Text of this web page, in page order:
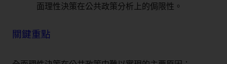
面理性決策在公共政策分析上的侷限性。
關鍵重點